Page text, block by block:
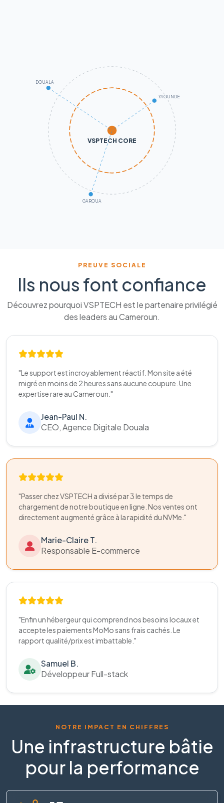
VSPTECH CORE
DOUALA
YAOUNDÉ
GAROUA
PREUVE SOCIALE
Ils nous font confiance
Découvrez pourquoi VSPTECH est le partenaire privilégié
des leaders au Cameroun.
"Le support est incroyablement réactif. Mon site a été
migré en moins de 2 heures sans aucune coupure. Une
expertise rare au Cameroun."
Jean-Paul N.
CEO, Agence Digitale Douala
"Passer chez VSPTECH a divisé par 3 le temps de
chargement de notre boutique en ligne. Nos ventes ont
directement augmenté grâce à la rapidité du NVMe."
Marie-Claire T.
Responsable E-commerce
"Enfin un hébergeur qui comprend nos besoins locaux et
accepte les paiements MoMo sans frais cachés. Le
rapport qualité/prix est imbattable."
Samuel B.
Développeur Full-stack
NOTRE IMPACT EN CHIFFRES
Une infrastructure bâtie
pour la performance